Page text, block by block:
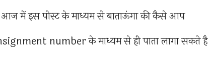
में इस पोस्ट के माध्यम से बाताऊंगा की कैसे आप
number के माध्यम से ही पाता लागा सकते है